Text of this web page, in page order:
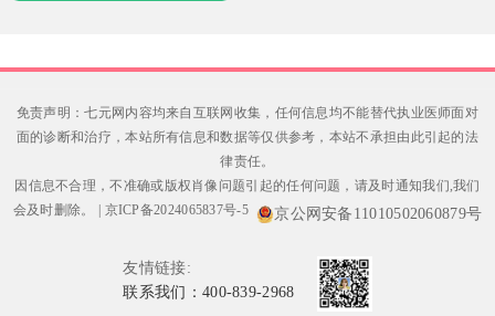
免责声明：七元网内容均来自互联网收集，任何信息均不能替代执业医师面对
面的诊断和治疗，本站所有信息和数据等仅供参考，本站不承担由此引起的法
律责任。
因信息不合理，不准确或版权肖像问题引起的任何问题，请及时通知我们,我们
会及时删除。
京ICP备2024065837号-5 京公网安备11010502060879号
友情链接:
联系我们：400-839-2968